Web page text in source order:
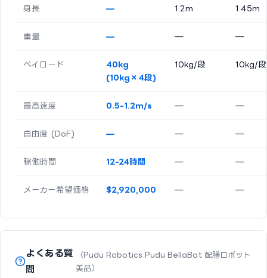
身長 — 1.2m 1.45m
重量 — — —
ペイロード
40kg
(10kg×4段)
10kg/段 10kg/段
最高速度 0.5-1.2m/s — —
自由度 (DoF) — — —
稼働時間 12-24時間 — —
メーカー希望価格 $2,920,000 — —
よくある質
問
（Pudu Robotics Pudu BellaBot 配膳ロボット
美品）